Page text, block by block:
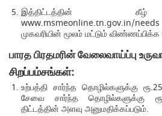
இத்திட்டத்தின் கீழ்
முகவரியின் மூலம் மட்டும்
பாரத பிரதமரின் வேலைவாய்ப்பு
சிறப்பம்சங்கள்:
உற்பத்தி சார்ந்த தொழில்களுக்கு
சேவை சார்ந்த தொழில்களுக்கு
திட்டத்தின் அளவு அனுமதிக்கப்படும்.